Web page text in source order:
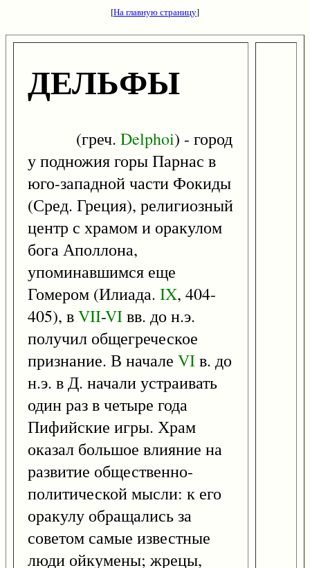
[На главную страницу]
ДЕЛЬФЫ
(греч. Delphoi) - город
у подножия горы Парнас в
юго-западной части Фокиды
(Сред. Греция), религиозный
центр с храмом и оракулом
бога Аполлона,
упоминавшимся еще
Гомером (Илиада. IX, 404-
405), вVII-VIвв. до н.э.
получил общегреческое
признание. В начале VIв. до
н.э. в Д. начали устраивать
один раз в четыре года
Пифийские игры. Храм
оказал большое влияние на
развитие общественно-
политической мысли: к его
оракулу обращались за
советом самые известные
люди ойкумены; жрецы,